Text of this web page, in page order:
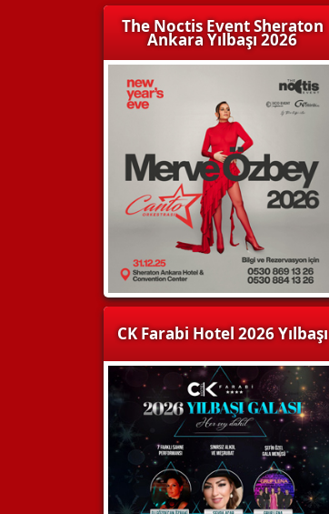
The Noctis Event Sheraton
Ankara Yılbaşı 2026
CK Farabi Hotel 2026 Yılbaşı